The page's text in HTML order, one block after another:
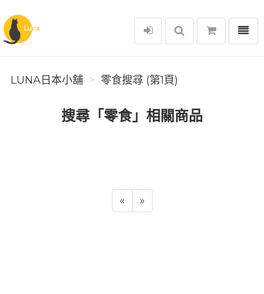
Luna日本小舖
選單
LUNA日本小舖 零食搜尋 (第1頁)
搜尋「零食」相關商品
« »